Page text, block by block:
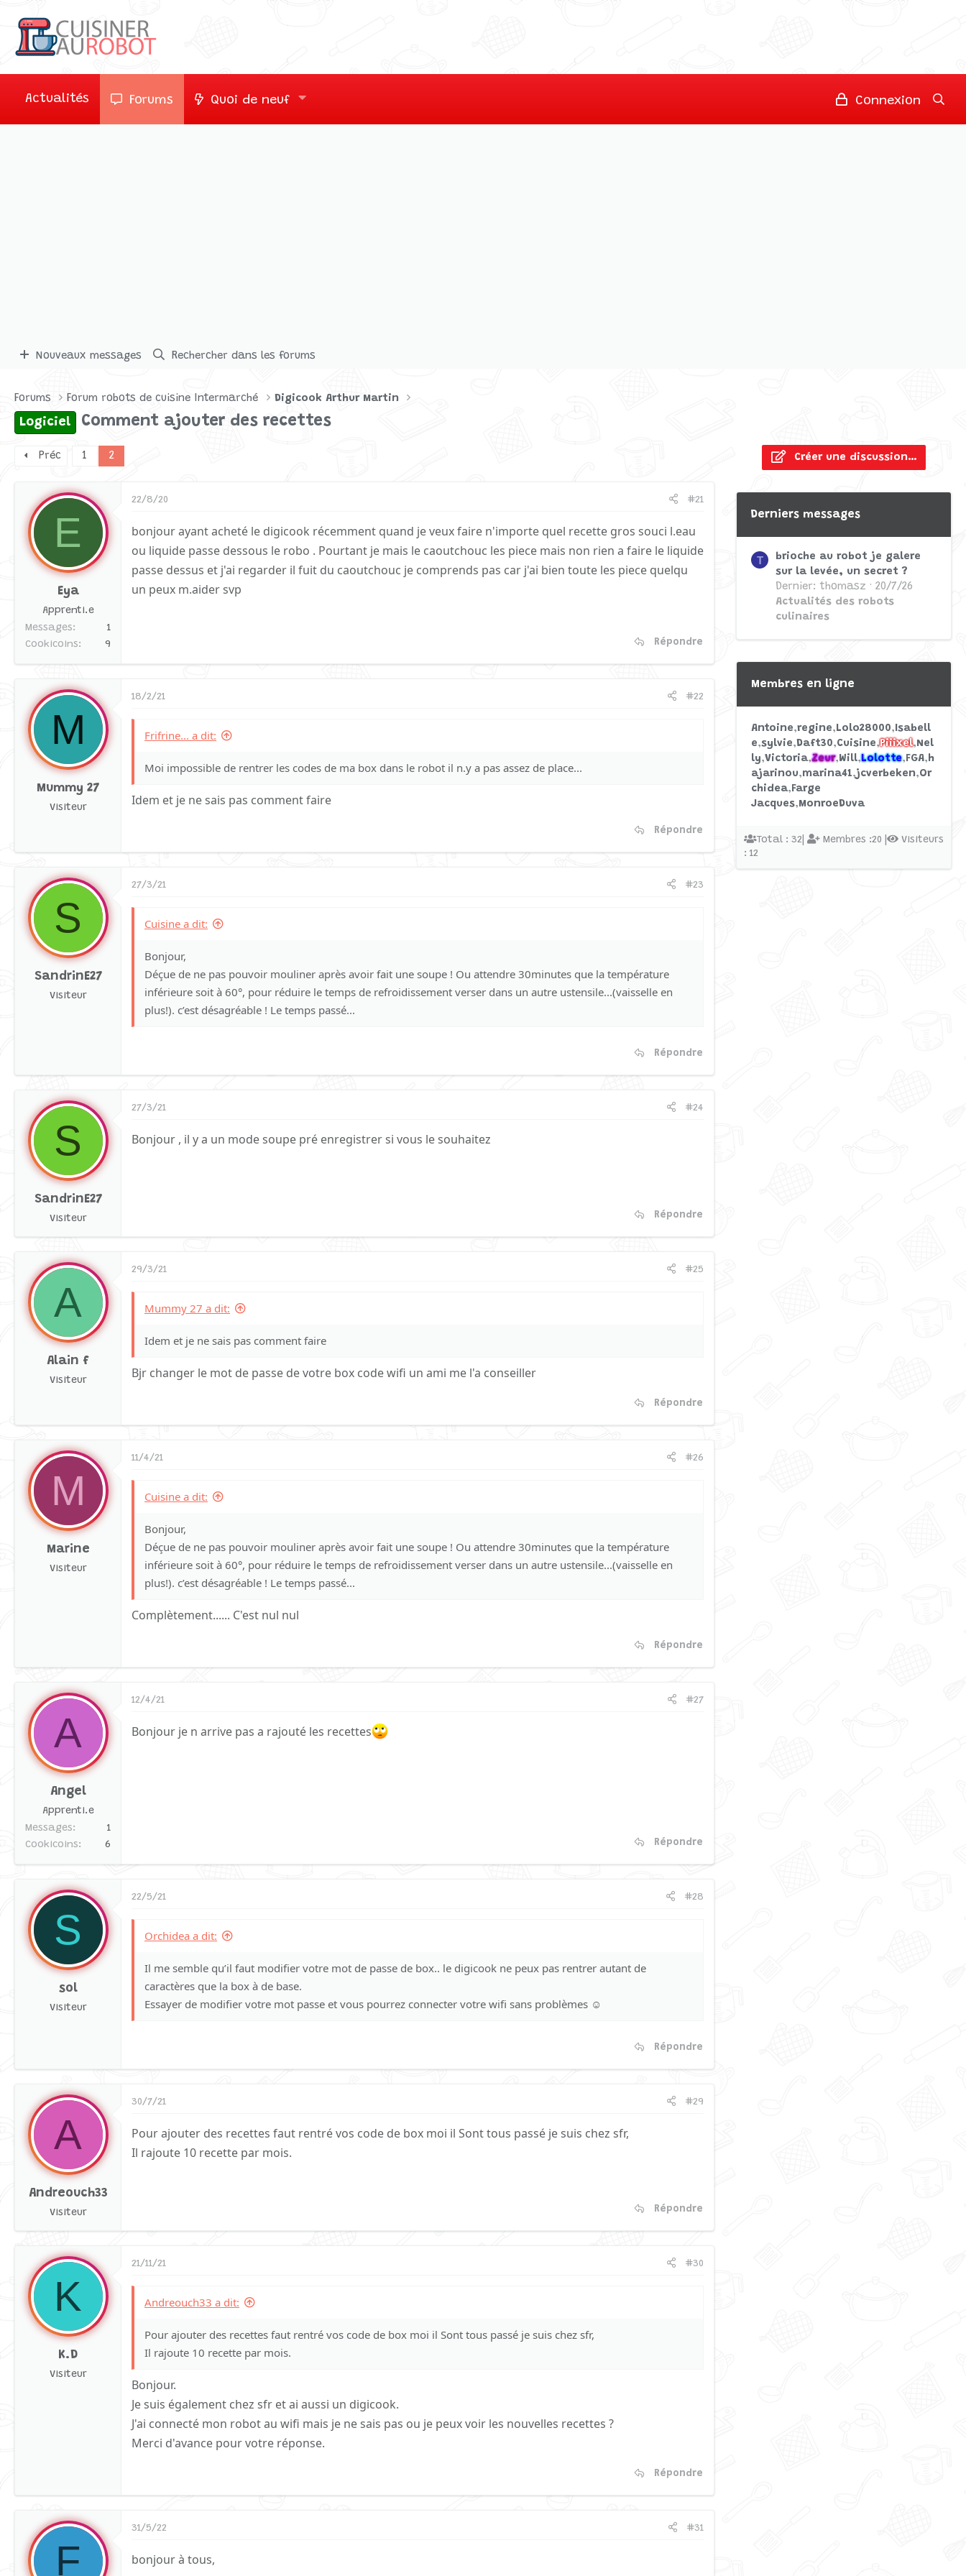
Actualités Forums Quoi de neuf Connexion
Nouveaux messages Rechercher dans les forums
Forums Forum robots de cuisine Intermarché Digicook Arthur Martin
Logiciel Comment ajouter des recettes
Préc 1 2
E
Eya
Apprenti.e
Messages
1
Cookicoins
9
22/8/20 #21
bonjour ayant acheté le digicook récemment quand je veux faire n'importe quel recette gros souci l.eau
ou liquide passe dessous le robo . Pourtant je mais le caoutchouc les piece mais non rien a faire le liquide
passe dessus et j'ai regarder il fuit du caoutchouc je comprends pas car j'ai bien toute les piece quelqu
un peux m.aider svp
Répondre
M
Mummy 27
Visiteur
18/2/21 #22
Frifrine... a dit:
Moi impossible de rentrer les codes de ma box dans le robot il n.y a pas assez de place...
Idem et je ne sais pas comment faire
Répondre
S
SandrinE27
Visiteur
27/3/21 #23
Cuisine a dit:
Bonjour,
Déçue de ne pas pouvoir mouliner après avoir fait une soupe ! Ou attendre 30minutes que la température
inférieure soit à 60°, pour réduire le temps de refroidissement verser dans un autre ustensile...(vaisselle en
plus!). c’est désagréable ! Le temps passé...
Répondre
S
SandrinE27
Visiteur
27/3/21 #24
Bonjour , il y a un mode soupe pré enregistrer si vous le souhaitez
Répondre
A
Alain f
Visiteur
29/3/21 #25
Mummy 27 a dit:
Idem et je ne sais pas comment faire
Bjr changer le mot de passe de votre box code wifi un ami me l'a conseiller
Répondre
M
Marine
Visiteur
11/4/21 #26
Cuisine a dit:
Bonjour,
Déçue de ne pas pouvoir mouliner après avoir fait une soupe ! Ou attendre 30minutes que la température
inférieure soit à 60°, pour réduire le temps de refroidissement verser dans un autre ustensile...(vaisselle en
plus!). c’est désagréable ! Le temps passé...
Complètement...... C'est nul nul
Répondre
A
Angel
Apprenti.e
Messages
1
Cookicoins
6
12/4/21 #27
Bonjour je n arrive pas a rajouté les recettes
Répondre
S
sol
Visiteur
22/5/21 #28
Orchidea a dit:
Il me semble qu’il faut modifier votre mot de passe de box.. le digicook ne peux pas rentrer autant de
caractères que la box à de base.
Essayer de modifier votre mot passe et vous pourrez connecter votre wifi sans problèmes ☺
Répondre
A
Andreouch33
Visiteur
30/7/21 #29
Pour ajouter des recettes faut rentré vos code de box moi il Sont tous passé je suis chez sfr,
Il rajoute 10 recette par mois.
Répondre
K
K.D
Visiteur
21/11/21 #30
Andreouch33 a dit:
Pour ajouter des recettes faut rentré vos code de box moi il Sont tous passé je suis chez sfr,
Il rajoute 10 recette par mois.
Bonjour.
Je suis également chez sfr et ai aussi un digicook.
J'ai connecté mon robot au wifi mais je ne sais pas ou je peux voir les nouvelles recettes ?
Merci d'avance pour votre réponse.
Répondre
F
31/5/22 #31
bonjour à tous,
Créer une discussion…
Derniers messages
T
brioche au robot je galere
sur la levée, un secret ?
Dernier: thomasz
20/7/26
Actualités des robots
culinaires
Membres en ligne
Antoine regine Lolo28000 Isabell
e sylvie Daft30 Cuisine Piiixel Nel
ly Victoria Zeur Will Lolotte FGA h
ajarinou marina41 jcverbeken Or
chidea Farge
Jacques MonroeDuva
Total : 32| Membres :20 |
Visiteurs
: 12